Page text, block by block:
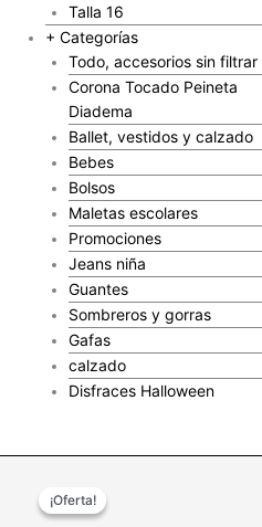
Talla 16
+ Categorías
Todo, accesorios sin filtrar
Corona Tocado Peineta
Diadema
Ballet, vestidos y calzado
Bebes
Bolsos
Maletas escolares
Promociones
Jeans niña
Guantes
Sombreros y gorras
Gafas
calzado
Disfraces Halloween
niñas
¡Oferta!
¡Oferta!